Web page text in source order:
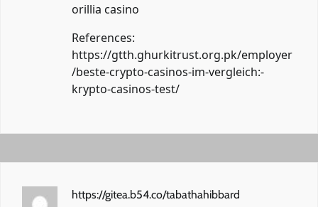
orillia casino
References:
https://gtth.ghurkitrust.org.pk/employer
/beste-crypto-casinos-im-vergleich:-
krypto-casinos-test/
https://gitea.b54.co/tabathahibbard